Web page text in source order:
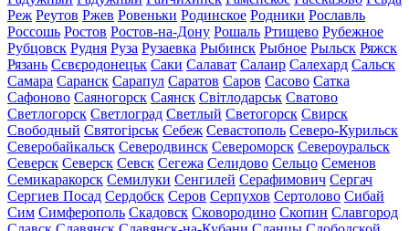
Реж Реутов Ржев Ровеньки Родинское Родники Рославль
Россошь Ростов Ростов-на-Дону Рошаль Ртищево Рубежное
Рубцовск Рудня Руза Рузаевка Рыбинск Рыбное Рыльск Ряжск
Рязань Сєвєродонецьк Саки Салават Салаир Салехард Сальск
Самара Саранск Сарапул Саратов Саров Сасово Сатка
Сафоново Саяногорск Саянск Світлодарськ Сватово
Светлогорск Светлоград Светлый Светогорск Свирск
Свободный Святогірськ Себеж Севастополь Северо-Курильск
Северобайкальск Северодвинск Североморск Североуральск
Северск Северск Севск Сегежа Селидово Сельцо Семенов
Семикаракорск Семилуки Сенгилей Серафимович Сергач
Сергиев Посад Сердобск Серов Серпухов Сертолово Сибай
Сим Симферополь Скадовск Сковородино Скопин Славгород